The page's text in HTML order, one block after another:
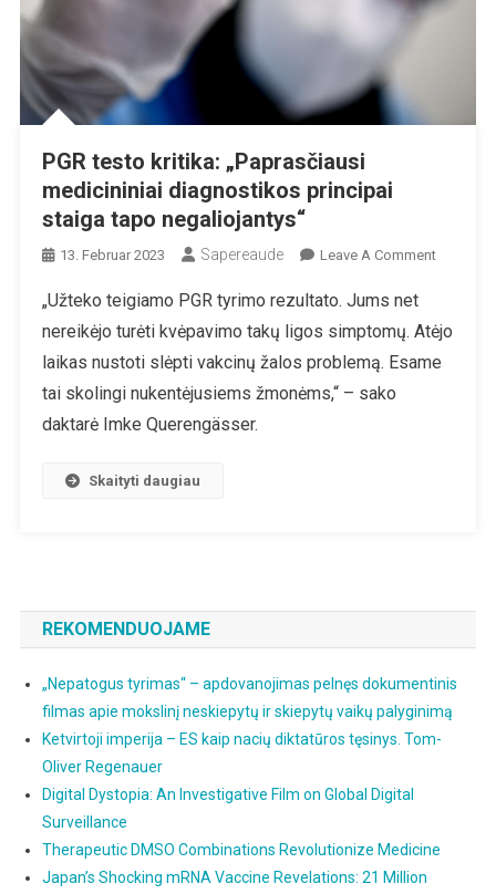
PGR testo kritika: „Paprasčiausi
medicininiai diagnostikos principai
staiga tapo negaliojantys“
13. Februar 2023 Sapereaude Leave A CommentOn
Kritika:
„Užteko teigiamo PGR tyrimo rezultato. Jums net
nereikėjo turėti kvėpavimo takų ligos simptomų. Atėjo
laikas nustoti slėpti vakcinų žalos problemą. Esame
tai skolingi nukentėjusiems žmonėms,“ – sako
daktarė Imke Querengässer.
Skaityti daugiau
REKOMENDUOJAME
„Nepatogus tyrimas“ – apdovanojimas pelnęs dokumentinis
filmas apie mokslinį neskiepytų ir skiepytų vaikų palyginimą
Ketvirtoji imperija – ES kaip nacių diktatūros tęsinys. Tom-
Oliver Regenauer
Digital Dystopia: An Investigative Film on Global Digital
Surveillance
Therapeutic DMSO Combinations Revolutionize Medicine
Japan’s Shocking mRNA Vaccine Revelations: 21 Million